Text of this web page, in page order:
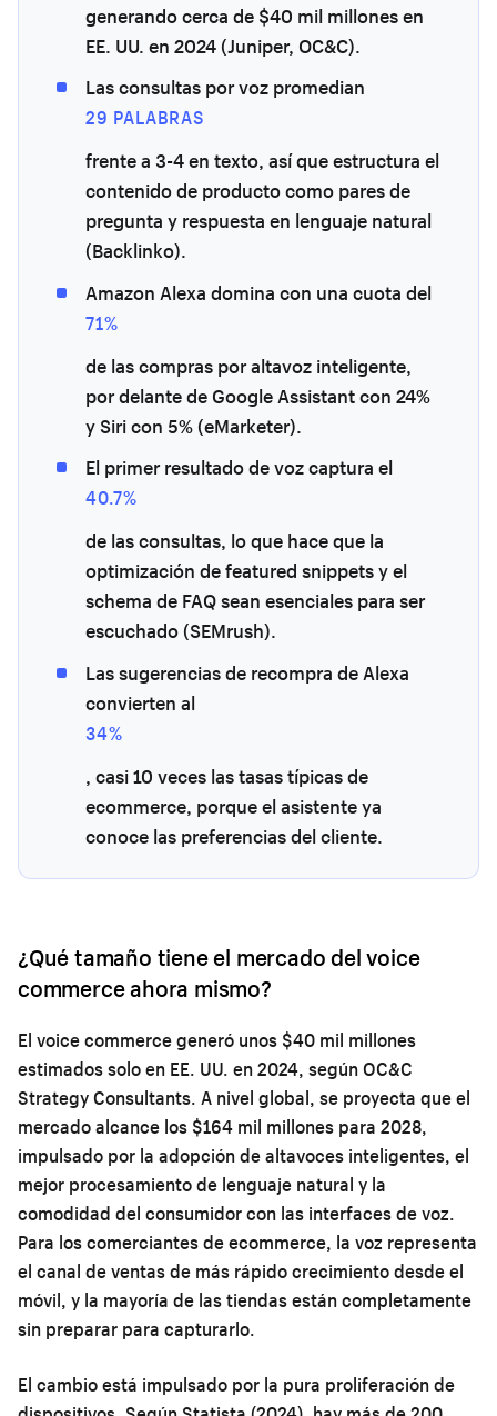
generando cerca de $40 mil millones en
EE. UU. en 2024 (Juniper, OC&C).
Las consultas por voz promedian
29 PALABRAS
frente a 3-4 en texto, así que estructura el
contenido de producto como pares de
pregunta y respuesta en lenguaje natural
(Backlinko).
Amazon Alexa domina con una cuota del
71%
de las compras por altavoz inteligente,
por delante de Google Assistant con 24%
y Siri con 5% (eMarketer).
El primer resultado de voz captura el
40.7%
de las consultas, lo que hace que la
optimización de featured snippets y el
schema de FAQ sean esenciales para ser
escuchado (SEMrush).
Las sugerencias de recompra de Alexa
convierten al
34%
, casi 10 veces las tasas típicas de
ecommerce, porque el asistente ya
conoce las preferencias del cliente.
¿Qué tamaño tiene el mercado del voice
commerce ahora mismo?
El voice commerce generó unos $40 mil millones
estimados solo en EE. UU. en 2024, según OC&C
Strategy Consultants. A nivel global, se proyecta que el
mercado alcance los $164 mil millones para 2028,
impulsado por la adopción de altavoces inteligentes, el
mejor procesamiento de lenguaje natural y la
comodidad del consumidor con las interfaces de voz.
Para los comerciantes de ecommerce, la voz representa
el canal de ventas de más rápido crecimiento desde el
móvil, y la mayoría de las tiendas están completamente
sin preparar para capturarlo.
El cambio está impulsado por la pura proliferación de